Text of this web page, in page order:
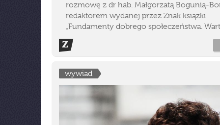
rozmowę z dr hab. Małgorzatą Bogunią-
redaktorem wydanej przez Znak książki
„Fundamenty dobrego społeczeństwa.
wywiad